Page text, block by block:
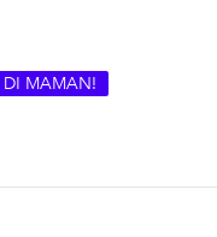
DI MAMAN!